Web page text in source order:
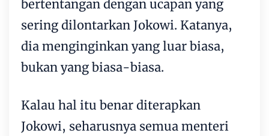
bertentangan dengan ucapan yang
sering dilontarkan Jokowi. Katanya,
dia menginginkan yang luar biasa,
bukan yang biasa-biasa.
Kalau hal itu benar diterapkan
Jokowi, seharusnya semua menteri